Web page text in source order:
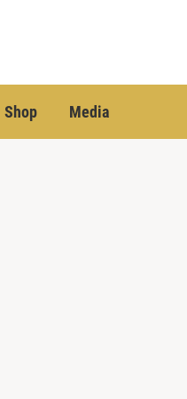
Shop Media